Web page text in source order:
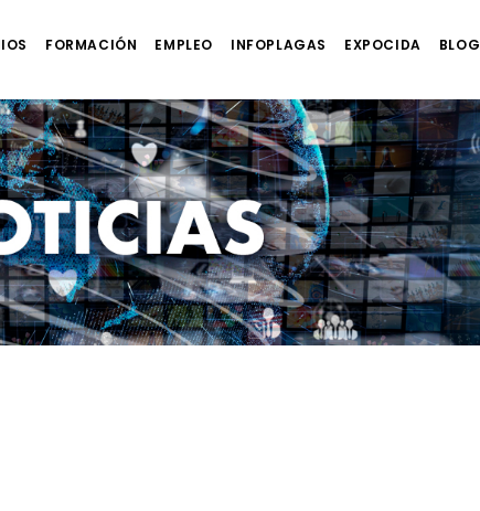
FORMACIÓN EMPLEO INFOPLAGAS EXPOCIDA BLOG